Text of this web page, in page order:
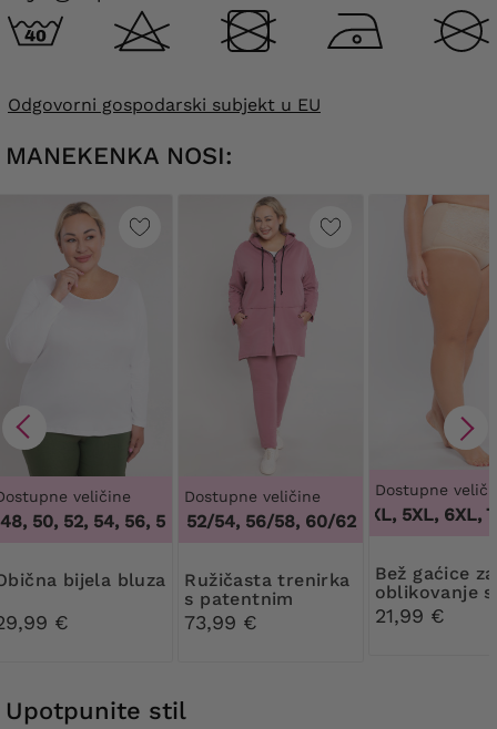
Odgovorni gospodarski subjekt u EU
MANEKENKA NOSI:
veličine
50, 52, 54, 56, 58, 60, 62, 64,44, 46, 48, 50, 52, 54, 56,
Obična bijela bluza
€
Dostupne veličine
48/50, 52/54, 56/58, 60/62, 48/50, 52/54,
Ružičasta trenirka
s patentnim
zatvaračem i
slovima
73,99 €
Dostupne
3XL, 4XL, 5XL, 6XL,
Bež gaćice za
oblikovanje s
cvjetnom
21,99 €
Upotpunite stil